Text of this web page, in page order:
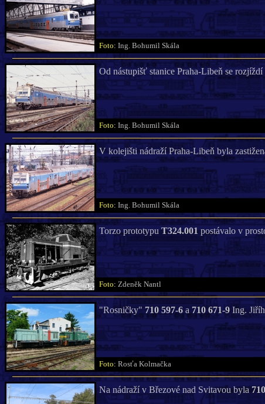
Foto: Ing. Bohumil Skála
Od nástupišť stanice Praha-Libeň se
Foto: Ing. Bohumil Skála
V kolejišti nádraží Praha-Libeň byla
Foto: Ing. Bohumil Skála
Torzo prototypuT324.001postávalo v
Foto: Zdeněk Nantl
"Rosničky" 710 597-6 a 710 671-9 Ing.
Foto: Rosťa Kolmačka
Na nádraží v Březové nad Svitavou byla